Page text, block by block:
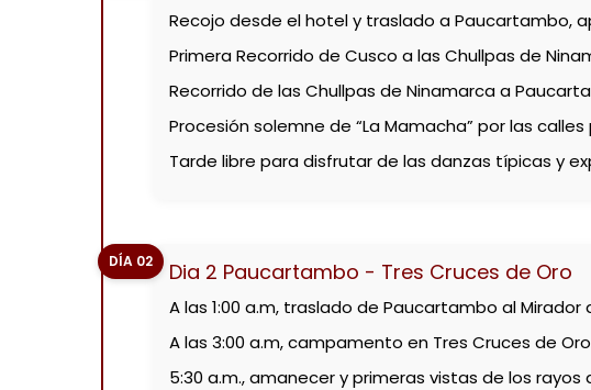
Recojo desde el hotel y traslado a Paucartambo,
Primera Recorrido de Cusco a las Chullpas de
Recorrido de las Chullpas de Ninamarca a
Procesión solemne de “La Mamacha” por las calles
Tarde libre para disfrutar de las danzas típicas y
DÍA 02 Dia 2 Paucartambo - Tres Cruces de Oro
A las 1:00 a.m, traslado de Paucartambo al Mirador
A las 3:00 a.m, campamento en Tres Cruces de
5:30 a.m., amanecer y primeras vistas de los